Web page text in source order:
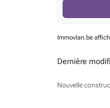
Immovlan.be
Dernière
Nouvelle